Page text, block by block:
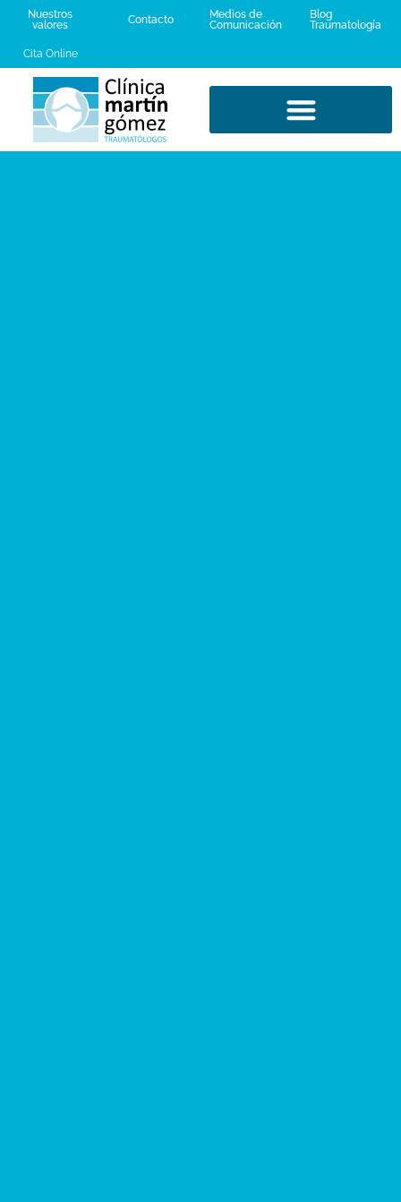
Nuestros
valores
Contacto
Medios de
Comunicación
Blog
Traumatología
Cita Online